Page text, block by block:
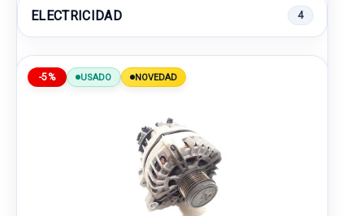
ELECTRICIDAD 4
-5% USADO NOVEDAD